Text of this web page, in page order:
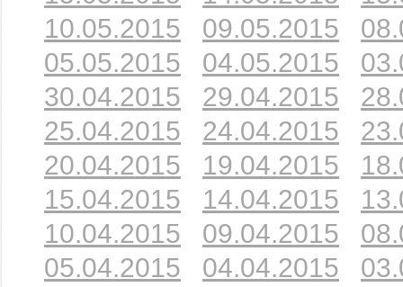
10.05.2015
09.05.2015
05.05.2015
04.05.2015
30.04.2015
29.04.2015
25.04.2015
24.04.2015
20.04.2015
19.04.2015
15.04.2015
14.04.2015
10.04.2015
09.04.2015
05.04.2015
04.04.2015